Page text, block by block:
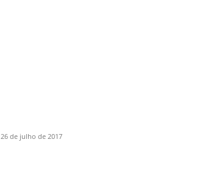
26 de julho de 2017